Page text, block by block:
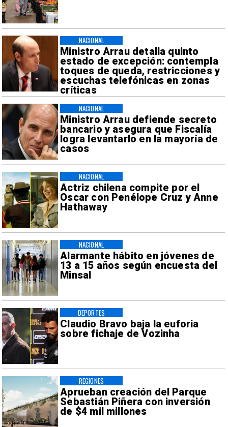
Ministro Arrau detalla quinto
estado de excepción: contempla
toques de queda, restricciones y
escuchas telefónicas en zonas
críticas
NACIONAL
Ministro Arrau defiende secreto
bancario y asegura que Fiscalía
logra levantarlo en la mayoría de
casos
NACIONAL
Actriz chilena compite por el
Oscar con Penélope Cruz y Anne
Hathaway
NACIONAL
Alarmante hábito en jóvenes de
13 a 15 años según encuesta del
Minsal
NACIONAL
Claudio Bravo baja la euforia
sobre fichaje de Vozinha
DEPORTES
Aprueban creación del Parque
Sebastián Piñera con inversión
de $4 mil millones
REGIONES